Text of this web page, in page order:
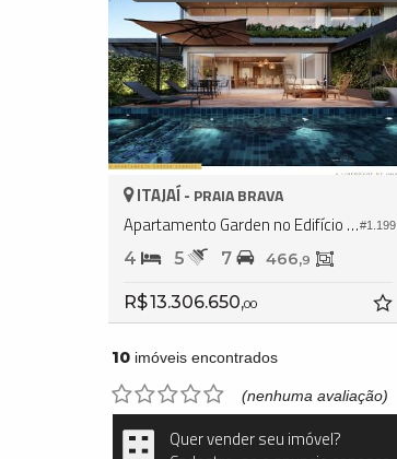
#1.199
ITAJAÍ - PRAIA BRAVA
Apartamento Garden no Edifício Horizon Luxury Residences
4 5 7 466,9
R$ 13.306.650,00
10 imóveis encontrados
(nenhuma avaliação)
Quer vender seu imóvel?